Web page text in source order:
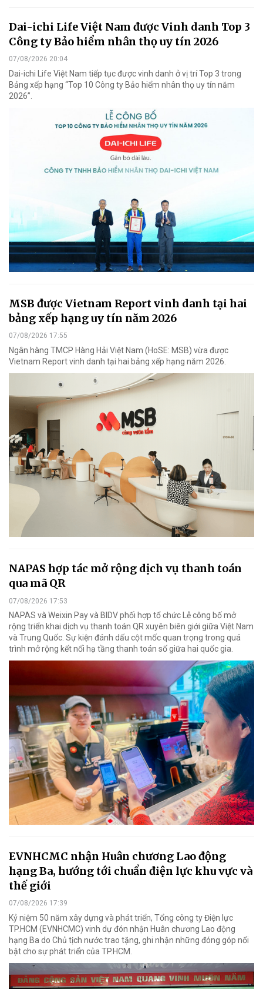
Dai-ichi Life Việt Nam được Vinh danh Top 3
Công ty Bảo hiểm nhân thọ uy tín 2026
07/08/2026 20:04
Dai-ichi Life Việt Nam tiếp tục được vinh danh ở vị trí Top 3 trong
Bảng xếp hạng “Top 10 Công ty Bảo hiểm nhân thọ uy tín năm
2026”.
MSB được Vietnam Report vinh danh tại hai
bảng xếp hạng uy tín năm 2026
07/08/2026 17:55
Ngân hàng TMCP Hàng Hải Việt Nam (HoSE: MSB) vừa được
Vietnam Report vinh danh tại hai bảng xếp hạng năm 2026.
NAPAS hợp tác mở rộng dịch vụ thanh toán
qua mã QR
07/08/2026 17:53
NAPAS và Weixin Pay và BIDV phối hợp tổ chức Lễ công bố mở
rộng triển khai dịch vụ thanh toán QR xuyên biên giới giữa Việt Nam
và Trung Quốc. Sự kiện đánh dấu cột mốc quan trọng trong quá
trình mở rộng kết nối hạ tầng thanh toán số giữa hai quốc gia.
EVNHCMC nhận Huân chương Lao động
hạng Ba, hướng tới chuẩn điện lực khu vực và
thế giới
07/08/2026 17:39
Kỷ niệm 50 năm xây dựng và phát triển, Tổng công ty Điện lực
TP.HCM (EVNHCMC) vinh dự đón nhận Huân chương Lao động
hạng Ba do Chủ tịch nước trao tặng, ghi nhận những đóng góp nổi
bật cho sự phát triển của TP.HCM.